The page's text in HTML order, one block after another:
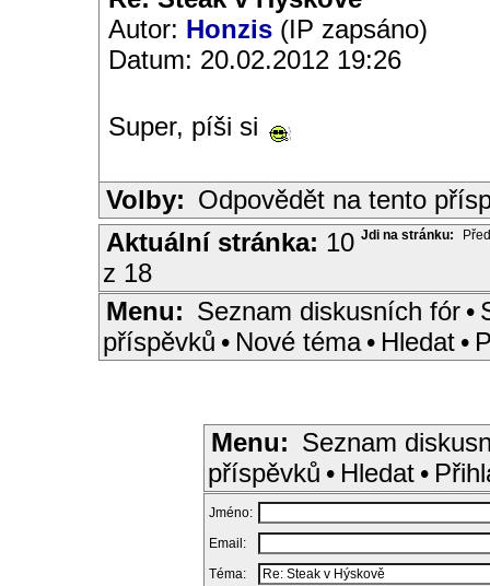
Autor: Honzis (IP zapsáno)
Datum: 20.02.2012 19:26
Super, píši si
Volby: Odpovědět na tento
Jdi na stránku:
Aktuální stránka: 10
z 18
Menu: Seznam diskusních fór •
příspěvků • Nové téma • Hledat •
Menu: Seznam
příspěvků • Hledat •
Jméno:
Email:
Téma: